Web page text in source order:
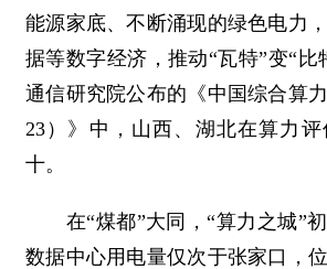
能源家底、不断涌现的绿色电力
据等数字经济，推动“瓦特”变“比
通信研究院公布的《中国综合算
23）》中，山西、湖北在算力
十。
在“煤都”大同，“算力之城”初
数据中心用电量仅次于张家口，